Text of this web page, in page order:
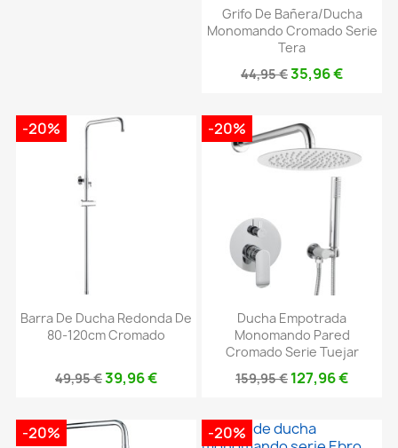
Grifo De Bañera/ducha
Monomando Cromado Serie
Tera
44,95 €35,96 €
Barra De Ducha Redonda De
80-120cm Cromado
49,95 €39,96 €
-20%
Ducha Empotrada
Monomando Pared
Cromado Serie Tuejar
159,95 € 127,96 €
-20%
-20% -20%